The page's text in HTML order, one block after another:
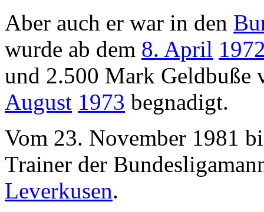
Aber auch er war in den
wurde ab dem 8. April
und 2.500 Mark Geldbuße
August 1973 begnadigt.
Vom 23. November 1981
Trainer der
Leverkusen.